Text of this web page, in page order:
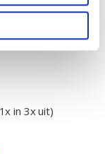
in 3x uit)